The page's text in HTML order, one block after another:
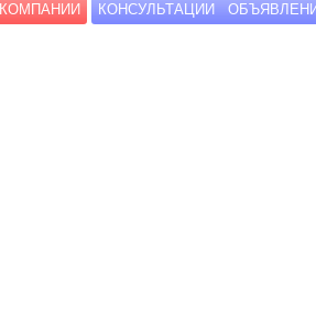
КОМПАНИИ КОНСУЛЬТАЦИИ